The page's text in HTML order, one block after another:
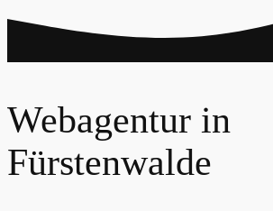
Webagentur in
Fürstenwalde